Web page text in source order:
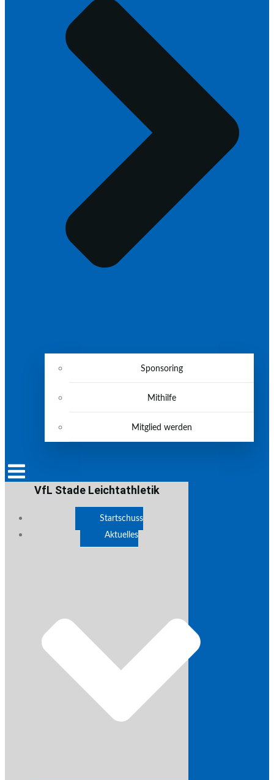
Sponsoring
Mithilfe
Mitglied werden
VfL Stade Leichtathletik
Startschuss
Aktuelles